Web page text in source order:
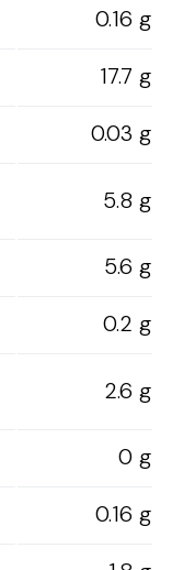
0.16 g
17.7 g
0.03 g
5.8 g
5.6 g
0.2 g
2.6 g
0 g
0.16 g